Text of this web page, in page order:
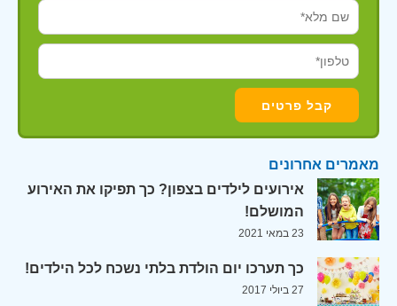
מאמרים אחרונים
אירועים לילדים בצפון? כך תפיקו את האירוע
המושלם!
23 במאי 2021
כך תערכו יום הולדת בלתי נשכח לכל הילדים!
27 ביולי 2017